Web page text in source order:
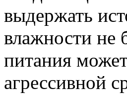
выдержать
влажности не
питания
агрессивной